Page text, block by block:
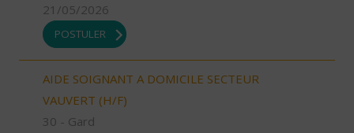
21/05/2026
POSTULER
AIDE SOIGNANT A DOMICILE SECTEUR
VAUVERT (H/F)
30 - Gard